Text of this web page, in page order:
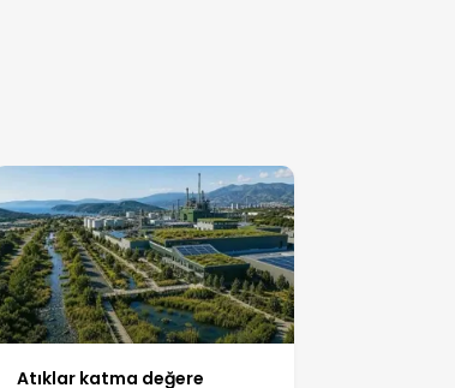
Atıklar katma değere